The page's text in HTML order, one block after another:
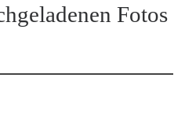
Fotos